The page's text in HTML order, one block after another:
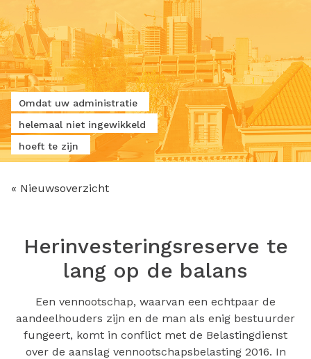
Omdat uw administratie
helemaal niet ingewikkeld
hoeft te zijn
« Nieuwsoverzicht
Herinvesteringsreserve te
lang op de balans
Een vennootschap, waarvan een echtpaar de
aandeelhouders zijn en de man als enig bestuurder
fungeert, komt in conflict met de Belastingdienst
over de aanslag vennootschapsbelasting 2016. In